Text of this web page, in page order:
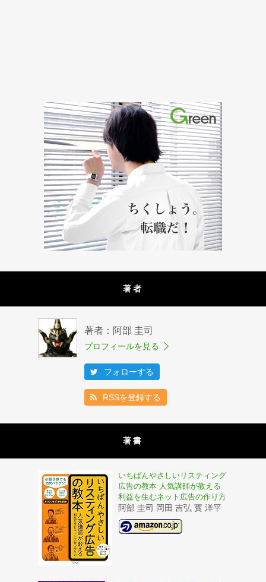
著者
著者：阿部 圭司
プロフィールを見る
フォローする
RSSを登録する
著書
いちばんやさしいリスティング
広告の教本 人気講師が教える
利益を生むネット広告の作り方
阿部 圭司 岡田 吉弘 寳 洋平